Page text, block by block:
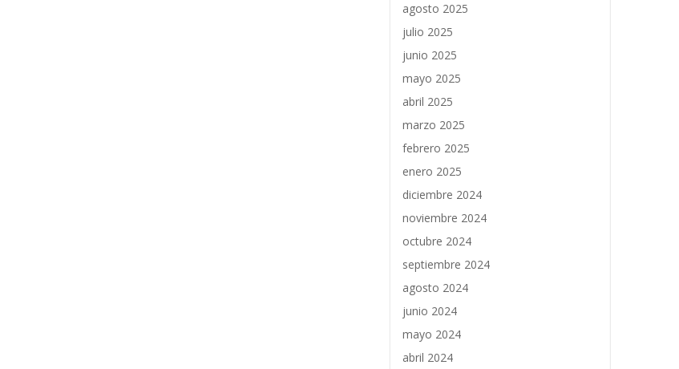
agosto 2025
julio 2025
junio 2025
mayo 2025
abril 2025
marzo 2025
febrero 2025
enero 2025
diciembre 2024
noviembre 2024
octubre 2024
septiembre 2024
agosto 2024
junio 2024
mayo 2024
abril 2024